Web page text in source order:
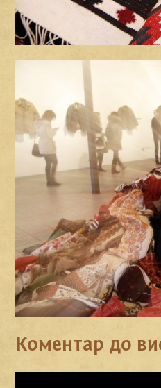
Коментар до